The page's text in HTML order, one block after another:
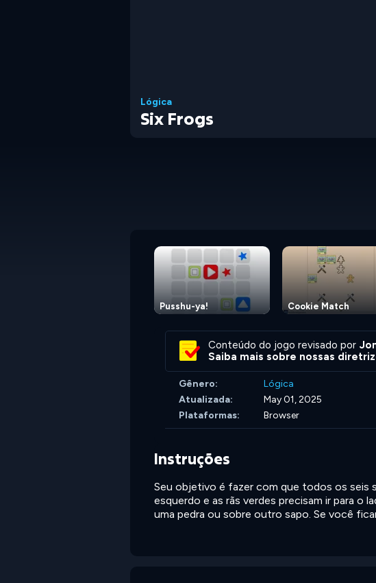
Lógica
Six Frogs
Pusshu-ya! Cookie Match
Conteúdo do jogo revisado por
Saiba mais sobre nossas
Gênero: Lógica
Atualizada:
May 01, 2025
Plataformas:
Browser
Instruções
Seu objetivo é fazer com que todos os seis
esquerdo e as rãs verdes precisam ir para o
uma pedra ou sobre outro sapo. Se você